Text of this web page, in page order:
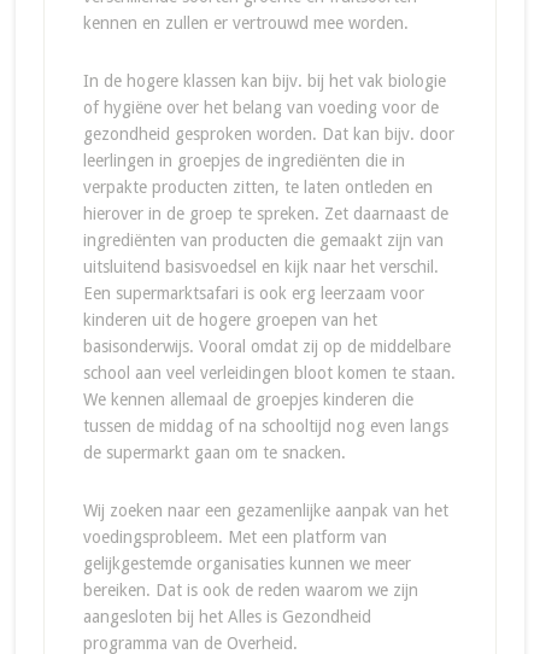
kennen en zullen er vertrouwd mee worden.
In de hogere klassen kan bijv. bij het vak biologie
of hygiëne over het belang van voeding voor de
gezondheid gesproken worden. Dat kan bijv. door
leerlingen in groepjes de ingrediënten die in
verpakte producten zitten, te laten ontleden en
hierover in de groep te spreken. Zet daarnaast de
ingrediënten van producten die gemaakt zijn van
uitsluitend basisvoedsel en kijk naar het verschil.
Een supermarktsafari is ook erg leerzaam voor
kinderen uit de hogere groepen van het
basisonderwijs. Vooral omdat zij op de middelbare
school aan veel verleidingen bloot komen te staan.
We kennen allemaal de groepjes kinderen die
tussen de middag of na schooltijd nog even langs
de supermarkt gaan om te snacken.
Wij zoeken naar een gezamenlijke aanpak van het
voedingsprobleem. Met een platform van
gelijkgestemde organisaties kunnen we meer
bereiken. Dat is ook de reden waarom we zijn
aangesloten bij het Alles is Gezondheid
programma van de Overheid.